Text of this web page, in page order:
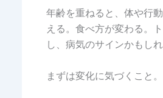
年齢を重ねると、体や行
える。食べ方が変わる。
し、病気のサインかもしれ
まずは変化に気づくこと